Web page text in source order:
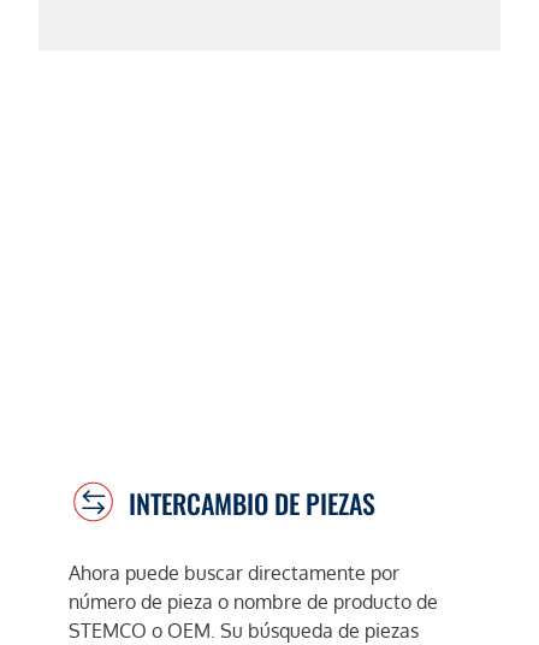
INTERCAMBIO DE PIEZAS
Ahora puede buscar directamente por
número de pieza o nombre de producto de
STEMCO o OEM. Su búsqueda de piezas